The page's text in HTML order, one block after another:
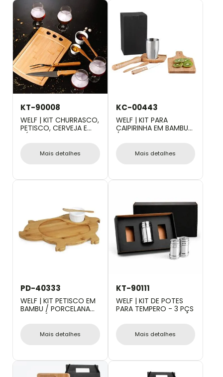
KT-90008
WELF | KIT CHURRASCO,
PETISCO, CERVEJA E
TÁBUA 3 FUROS - 11 PÇS
Mais detalhes
KC-00443
WELF | KIT PARA
CAIPIRINHA EM BAMBU
/MADEIRA IBIZA - 0,35 L
Mais detalhes
PD-40333
WELF | KIT PETISCO EM
BAMBU / PORCELANA
COM TÁBUA FORMATO
Mais detalhes
KT-90111
WELF | KIT DE POTES
PARA TEMPERO - 3 PÇS
Mais detalhes